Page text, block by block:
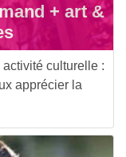
+ art &
culturelle :
apprécier la